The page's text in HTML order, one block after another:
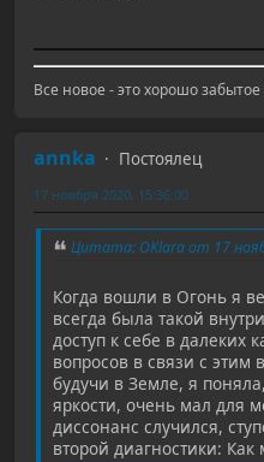
Все новое - это хорошо
annka
Постоялец
17 ноября 2020, 15:36:00
Цитата: OKlara от 17
Когда вошли в Огонь я
всегда была такой
доступ к себе в далеких
вопросов в связи с
будучи в Земле, я
яркости, очень мал для
диссонанс случился,
второй диагностики: